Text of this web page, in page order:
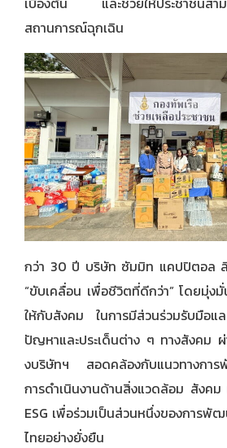
สถานการณ์ฉุกเฉิน
กว่า 30 ปี บริษัท ซัมมิท แคปปิตอล
“ขับเคลื่อน เพื่อชีวิตที่ดีกว่า” โดยมุ่ง
ให้กับสังคม ในการมีส่วนร่วมรับมือแล
ปัญหาและประเด็นต่าง ๆ ทางสังคม
งบริษัทฯ สอดคล้องกับแนวทางการ
การดำเนินงานด้านสิ่งแวดล้อม สังค
ESG เพื่อร่วมเป็นส่วนหนึ่งของการพั
ไทยอย่างยั่งยืน